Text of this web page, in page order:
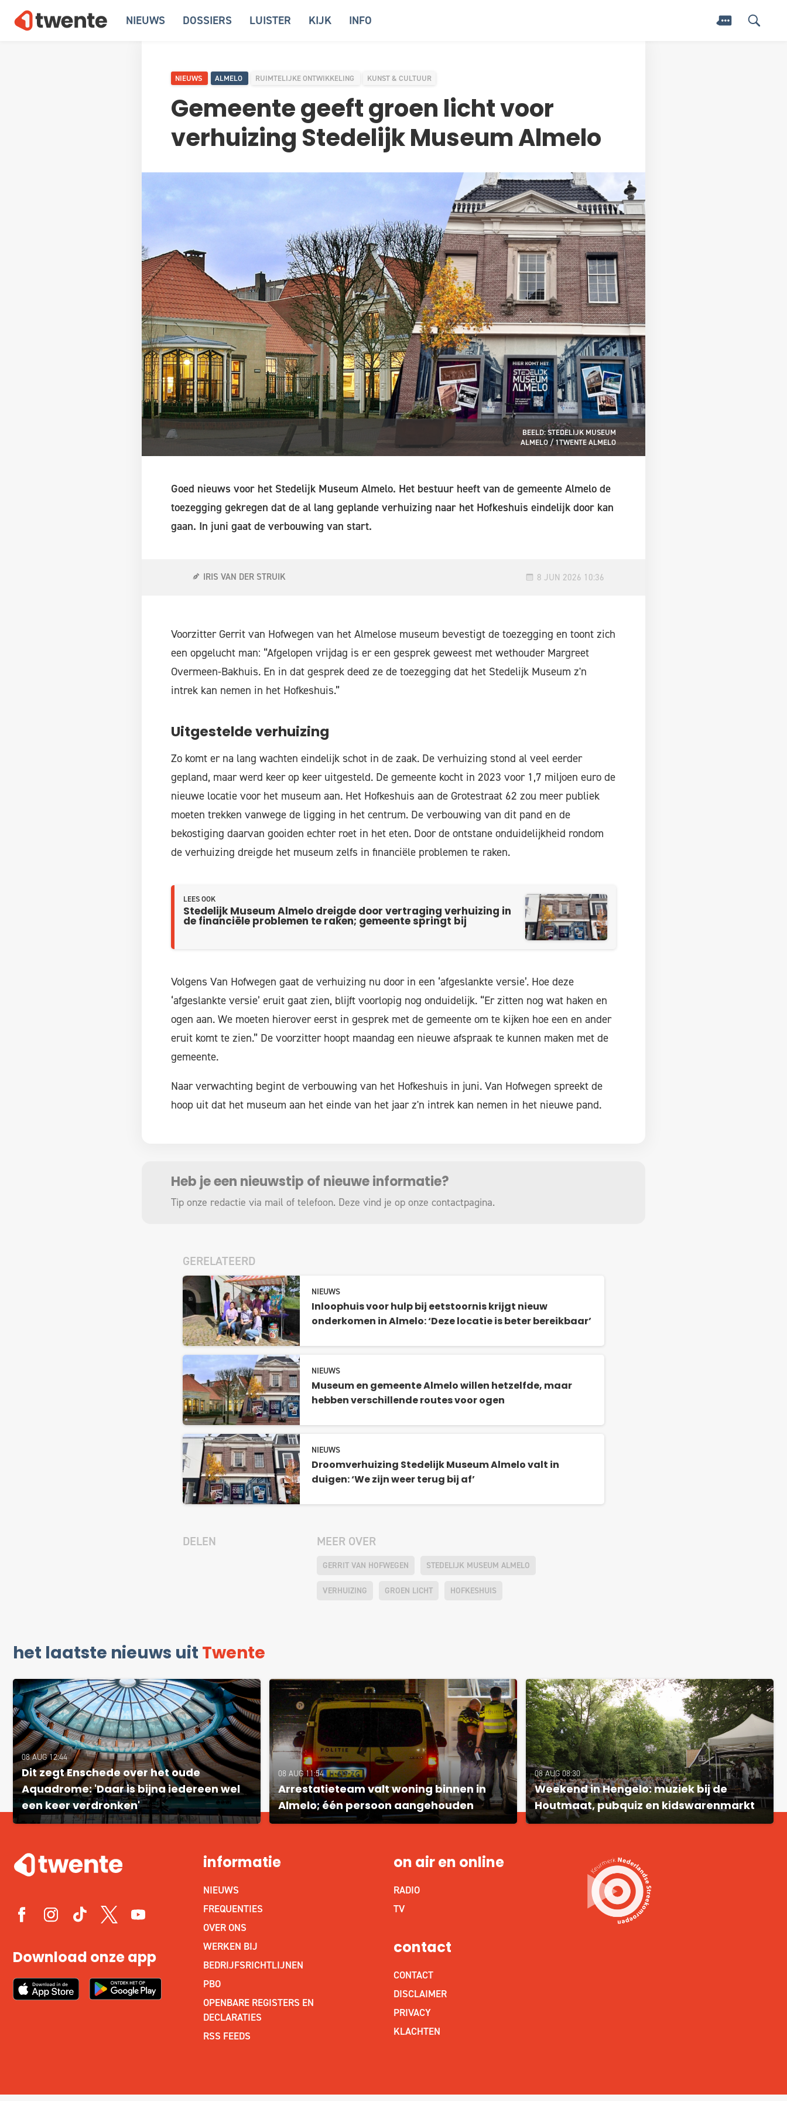
NIEUWS DOSSIERS LUISTER KIJK INFO
NIEUWS ALMELO RUIMTELIJKE ONTWIKKELING KUNST & CULTUUR
Gemeente geeft groen licht voor
verhuizing Stedelijk Museum Almelo
BEELD: STEDELIJK MUSEUM
ALMELO / 1TWENTE ALMELO
Goed nieuws voor het Stedelijk Museum Almelo. Het bestuur heeft van de gemeente Almelo de
toezegging gekregen dat de al lang geplande verhuizing naar het Hofkeshuis eindelijk door kan
gaan. In juni gaat de verbouwing van start.
IRIS VAN DER STRUIK 8 JUN 2026 10:36
Voorzitter Gerrit van Hofwegen van het Almelose museum bevestigt de toezegging en toont zich
een opgelucht man: “Afgelopen vrijdag is er een gesprek geweest met wethouder Margreet
Overmeen-Bakhuis. En in dat gesprek deed ze de toezegging dat het Stedelijk Museum z'n
intrek kan nemen in het Hofkeshuis.”
Uitgestelde verhuizing
Zo komt er na lang wachten eindelijk schot in de zaak. De verhuizing stond al veel eerder
gepland, maar werd keer op keer uitgesteld. De gemeente kocht in 2023 voor 1,7 miljoen euro de
nieuwe locatie voor het museum aan. Het Hofkeshuis aan de Grotestraat 62 zou meer publiek
moeten trekken vanwege de ligging in het centrum. De verbouwing van dit pand en de
bekostiging daarvan gooiden echter roet in het eten. Door de ontstane onduidelijkheid rondom
de verhuizing dreigde het museum zelfs in financiële problemen te raken.
LEES OOK
Stedelijk Museum Almelo dreigde door vertraging verhuizing in
de financiële problemen te raken; gemeente springt bij
Volgens Van Hofwegen gaat de verhuizing nu door in een ‘afgeslankte versie’. Hoe deze
‘afgeslankte versie’ eruit gaat zien, blijft voorlopig nog onduidelijk. “Er zitten nog wat haken en
ogen aan. We moeten hierover eerst in gesprek met de gemeente om te kijken hoe een en ander
eruit komt te zien.” De voorzitter hoopt maandag een nieuwe afspraak te kunnen maken met de
gemeente.
Naar verwachting begint de verbouwing van het Hofkeshuis in juni. Van Hofwegen spreekt de
hoop uit dat het museum aan het einde van het jaar z'n intrek kan nemen in het nieuwe pand.
Heb je een nieuwstip of nieuwe informatie?
Tip onze redactie via mail of telefoon. Deze vind je op onze contactpagina.
GERELATEERD
NIEUWS
Inloophuis voor hulp bij eetstoornis krijgt nieuw
onderkomen in Almelo: ‘Deze locatie is beter bereikbaar’
NIEUWS
Museum en gemeente Almelo willen hetzelfde, maar
hebben verschillende routes voor ogen
NIEUWS
Droomverhuizing Stedelijk Museum Almelo valt in
duigen: ‘We zijn weer terug bij af’
DELEN MEER OVER
GERRIT VAN HOFWEGEN STEDELIJK MUSEUM ALMELO
VERHUIZING GROEN LICHT HOFKESHUIS
het laatste nieuws uit Twente
08 AUG 12:44
Dit zegt Enschede over het oude
Aquadrome: 'Daar is bijna iedereen wel
een keer verdronken'
08 AUG 11:54
Arrestatieteam valt woning binnen in
Almelo; één persoon aangehouden
08 AUG 08:30
Weekend in Hengelo: muziek bij de
Houtmaat, pubquiz en kidswarenmarkt
Download onze app
informatie
NIEUWS
FREQUENTIES
OVER ONS
WERKEN BIJ
BEDRIJFSRICHTLIJNEN
PBO
OPENBARE REGISTERS EN
DECLARATIES
RSS FEEDS
on air en online
RADIO
TV
contact
CONTACT
DISCLAIMER
PRIVACY
KLACHTEN